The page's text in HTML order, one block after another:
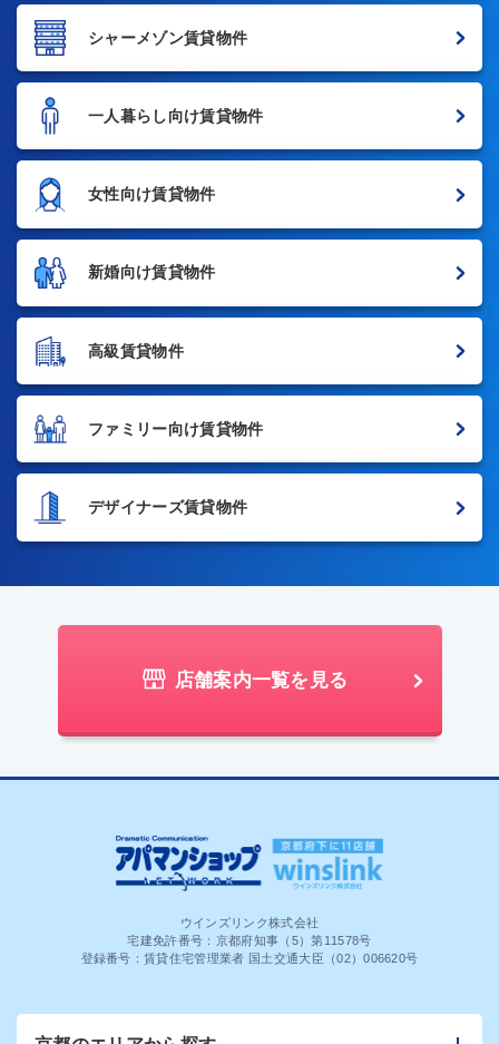
シャーメゾン賃貸物件
一人暮らし向け賃貸物件
女性向け賃貸物件
新婚向け賃貸物件
高級賃貸物件
ファミリー向け賃貸物件
デザイナーズ賃貸物件
店舗案内一覧を見る
ウインズリンク株式会社
宅建免許番号：京都府知事（5）第11578号
登録番号：賃貸住宅管理業者 国土交通大臣（02）006620号